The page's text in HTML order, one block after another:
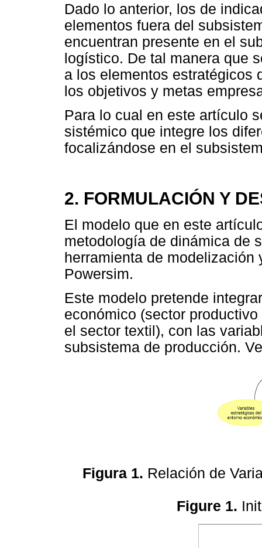
Dado lo anterior, los de
elementos fuera del
encuentran presente en el
logístico. De tal manera que
a los elementos estratégicos
los objetivos y metas
Para lo cual en este artículo
sistémico que integre los
focalizándose en el
2. FORMULACIÓN Y
El modelo que en este
metodología de dinámica de
herramienta de
Powersim.
Este modelo pretende
económico (sector
el sector textil), con las
subsistema de producción.
Figura 1. Relación de
Figure 1.